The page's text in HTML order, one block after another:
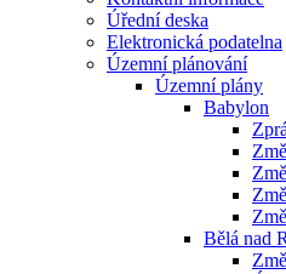
Úřední deska
Elektronická podatelna
Územní plánování
Územní plány
Babylon
Bělá nad